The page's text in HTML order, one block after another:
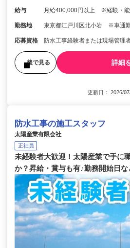
給与 月給400,000円以上 ※経験・能
勤務地 東京都江戸川区北小岩 ※車通
応募資格 防水工事経験者または現場管理
後で見る 詳細
更新日： 2026/
防水工事の施工スタッフ
太陽産業有限会社
正社員
未経験者大歓迎！太陽産業で手に
か？昇給・賞与も有♪勤務開始日な